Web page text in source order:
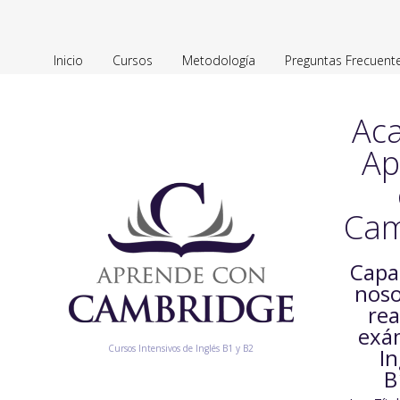
Inicio Cursos Metodología Preguntas
Cursos Intensivos de Inglés B1 y B2